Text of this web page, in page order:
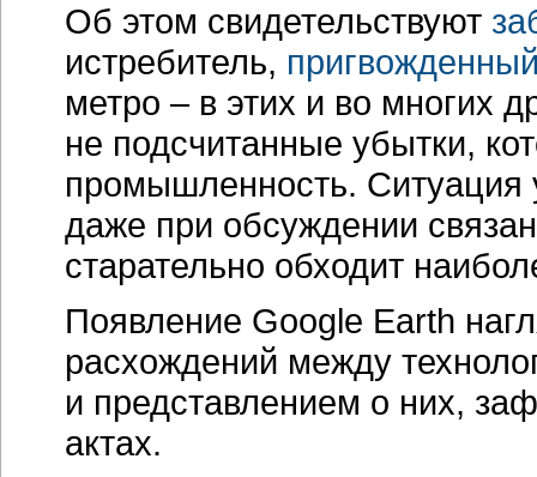
Об этом свидетельствуют
истребитель,
метро – в этих и во многих
не подсчитанные убытки,
промышленность. Ситуация
даже при обсуждении
старательно обходит
Появление Google Earth
расхождений между
и представлением о них,
актах.